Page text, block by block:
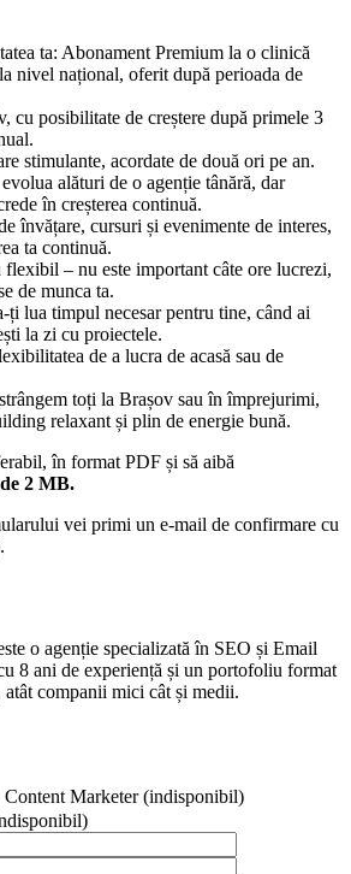
ta: Abonament Premium la o clinică
nivel național, oferit după perioada de
cu posibilitate de creștere după primele 3
stimulante, acordate de două ori pe an.
alături de o agenție tânără, dar
în creșterea continuă.
învățare, cursuri și evenimente de interes,
ta continuă.
– nu este important câte ore lucrezi,
de munca ta.
ți lua timpul necesar pentru tine, când ai
la zi cu proiectele.
de a lucra de acasă sau de
toți la Brașov sau în împrejurimi,
relaxant și plin de energie bună.
în format PDF și să aibă
2 MB.
vei primi un e-mail de confirmare cu
o agenție specializată în SEO și Email
8 ani de experiență și un portofoliu format
companii mici cât și medii.
Content Marketer (indisponibil)